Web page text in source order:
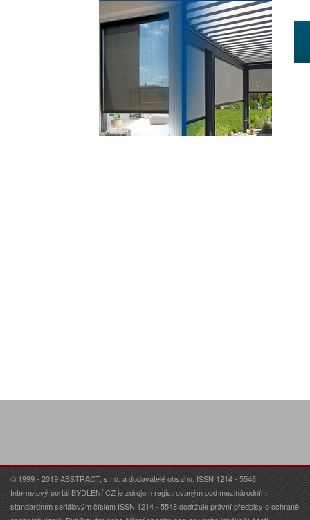
© 1999 - 2019 ABSTRACT, s.r.o. a dodavatelé obsahu. ISSN 1214 - 5548
Internetový portál BYDLENÍ.CZ je zdrojem registrovaným pod mezinárodním
standardním seriálovým číslem ISSN 1214 - 5548 dodržuje právní předpisy o ochraně